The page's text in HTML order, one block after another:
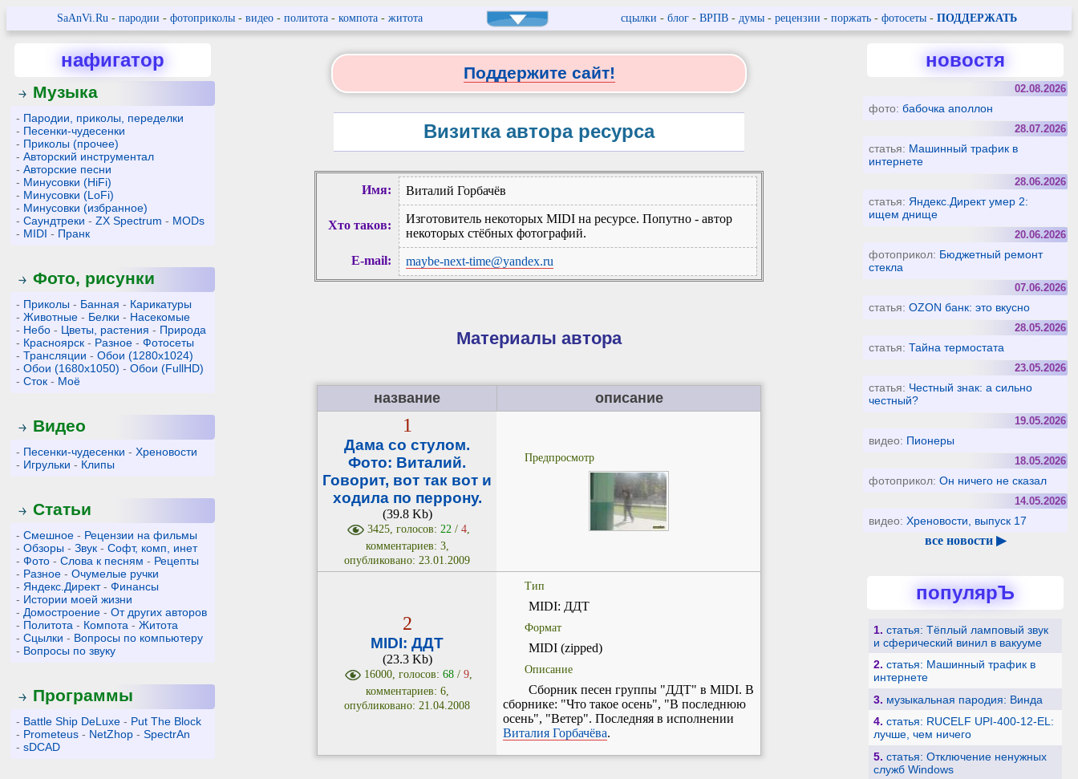
SaAnVi.Ru- пародии - фотоприколы- видео- политота- компота- житота сцылки - блог- ВРПВ- думы- рецензии - поржать- фотосеты - ПОДДЕРЖАТЬ
нафигатор
Музыка
- Пародии, приколы, переделки
- Песенки-чудесенки
- Приколы (прочее)
-Авторский инструментал
-Авторские песни
- Минусовки (HiFi)
- Минусовки (LoFi)
- Минусовки (избранное)
-Саундтреки -ZX Spectrum - MODs
- MIDI - Пранк
Фото, рисунки
- Приколы - Банная - Карикатуры
-Животные - Белки - Насекомые
- Небо - Цветы, растения - Природа
- Красноярск - Разное -Фотосеты
-Трансляции -Обои (1280x1024)
-Обои (1680x1050) -Обои (FullHD)
-Сток - Моё
Видео
- Песенки-чудесенки -Хреновости
- Игрульки - Клипы
Статьи
-Смешное - Рецензии на фильмы
-Обзоры -Звук -Софт, комп, инет
-Фото -Слова к песням - Рецепты
- Разное -Очумелые ручки
- Яндекс.Директ-Финансы
- Истории моей жизни
- Домостроение -От других авторов
- Политота - Компота -Житота
-Сцылки - Вопросы по компьютеру
- Вопросы по звуку
Программы
- Battle Ship DeLuxe - Put The Block
- Prometeus - NetZhop -SpectrAn
-sDCAD
Поддержите сайт!
Визитка автора ресурса
Имя: Виталий Горбачёв
Хто таков:
Изготовитель некоторых MIDI на ресурсе. Попутно - автор
некоторых стёбных фотографий.
E-mail:
maybe-next-time@yandex.ru
Материалы автора
название описание
1
Дама со стулом.
Фото: Виталий.
Говорит, вот так вот и
ходила по перрону.
(39.8 Kb)
3425, голосов: 22 / 4,
комментариев: 3,
опубликовано: 23.01.2009
Предпросмотр
2
MIDI: ДДТ
(23.3 Kb)
16000, голосов:68 /9
комментариев: 6,
опубликовано: 21.04.2008
Тип
MIDI: ДДТ
Формат
MIDI (zipped)
Описание
Сборник песен группы "ДДТ" в MIDI. В
сборнике: "Что такое осень", "В последнюю
осень", "Ветер". Последняя в исполнении
Виталия Горбачёва.
новостя
02.08.2026
фото:бабочка аполлон
28.07.2026
статья: Машинный трафик в
интернете
28.06.2026
статья: Яндекс.Директ умер 2:
ищем днище
20.06.2026
фотоприкол: Бюджетный ремонт
стекла
07.06.2026
статья:OZON банк: это вкусно
28.05.2026
статья:Тайна термостата
23.05.2026
статья: Честный знак: а сильно
честный?
19.05.2026
видео: Пионеры
18.05.2026
фотоприкол:Он ничего не сказал
14.05.2026
видео:Хреновости, выпуск 17
все новости ▶
популярЪ
1. статья: Тёплый ламповый звук
и сферический винил в вакууме
2. статья: Машинный трафик в
интернете
3. музыкальная пародия: Винда
4. статья: RUCELF UPI-400-12-EL:
лучше, чем ничего
5. статья: Отключение ненужных
служб Windows